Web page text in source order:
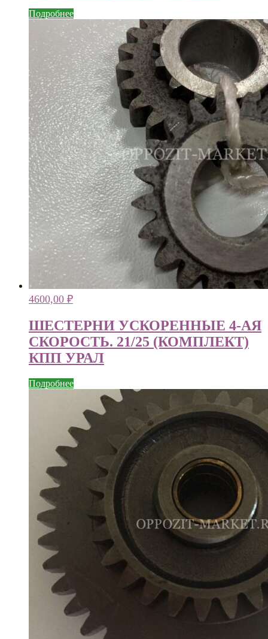
Подробнее
4600,00 ₽
ШЕСТЕРНИ УСКОРЕННЫЕ 4-АЯ
СКОРОСТЬ. 21/25 (КОМПЛЕКТ)
КПП УРАЛ
Подробнее